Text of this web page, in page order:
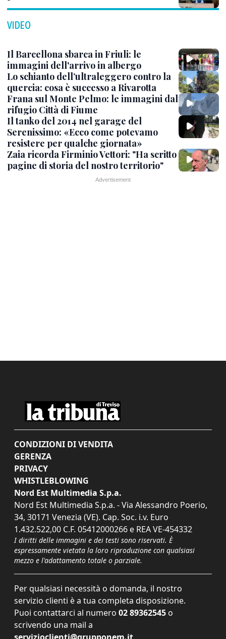
VIDEO
Il Barcellona sbarca in Friuli: le
immagini dell'arrivo in albergo
Lo schianto dell’ultraleggero contro la
quercia: cosa è successo a Rivarotta
Frana sul Monte Pelmo: le immagini dal
rifugio Città di Fiume
Il tanko del 2014 nel garage del
Serenissimo: «Ecco come potevamo
resistere per qualche giornata»
Zaia ricorda Firminio Vettori: "Ha scritto
pagine di storia del nostro territorio"
CONDIZIONI DI VENDITA
GERENZA
PRIVACY
WHISTLEBLOWING
Nord Est Multimedia S.p.a.
Nord Est Multimedia S.p.a. - Via Alessandro Poerio,
34, 30171 Venezia (VE). Cap. Soc. i.v. Euro
1.432.522,00 C.F. 05412000266 e REA VE-454332
I diritti delle immagini e dei testi sono riservati. È
espressamente vietata la loro riproduzione con qualsiasi
mezzo e l'adattamento totale o parziale.
Per qualsiasi necessità o domanda, il nostro
servizio clienti è a tua completa disposizione.
Puoi contattarci al numero 02 89362545 o
scrivendo una mail a
servizioclienti@grupponem.it